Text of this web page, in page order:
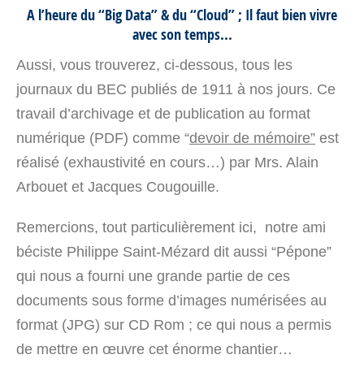
A l’heure du “Big Data” & du “Cloud” ; Il faut bien vivre
avec son temps...
Aussi, vous trouverez, ci-dessous, tous les
journaux du BEC publiés de 1911 à nos jours. Ce
travail d’archivage et de publication au format
numérique (PDF) comme “devoir de mémoire” est
réalisé (exhaustivité en cours…) par Mrs. Alain
Arbouet et Jacques Cougouille.
Remercions, tout particulièrement ici, notre ami
béciste Philippe Saint-Mézard dit aussi “Pépone”
qui nous a fourni une grande partie de ces
documents sous forme d’images numérisées au
format (JPG) sur CD Rom ; ce qui nous a permis
de mettre en œuvre cet énorme chantier…